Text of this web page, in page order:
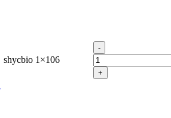
shycbio 1×106
-
+